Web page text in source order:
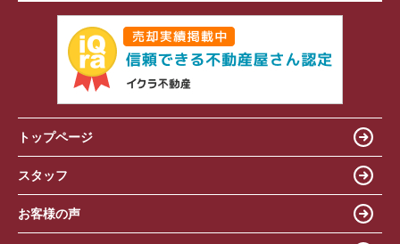
トップページ
スタッフ
お客様の声